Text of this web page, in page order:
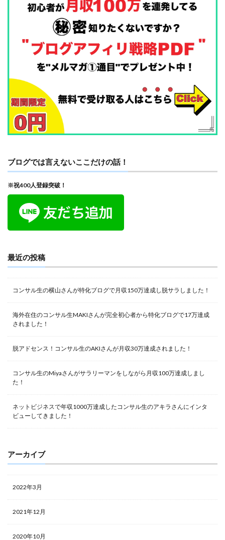
ブログでは言えないここだけの話！
※祝400人登録突破！
最近の投稿
コンサル生の横山さんが特化ブログで月収150万達成し脱サラしました！
海外在住のコンサル生MAKIさんが完全初心者から特化ブログで17万達成
されました！
脱アドセンス！コンサル生のAKIさんが月収30万達成されました！
コンサル生のMiyaさんがサラリーマンをしながら月収100万達成しまし
た！
ネットビジネスで年収1000万達成したコンサル生のアキラさんにインタ
ビューしてきました！
アーカイブ
2022年3月
2021年12月
2020年10月